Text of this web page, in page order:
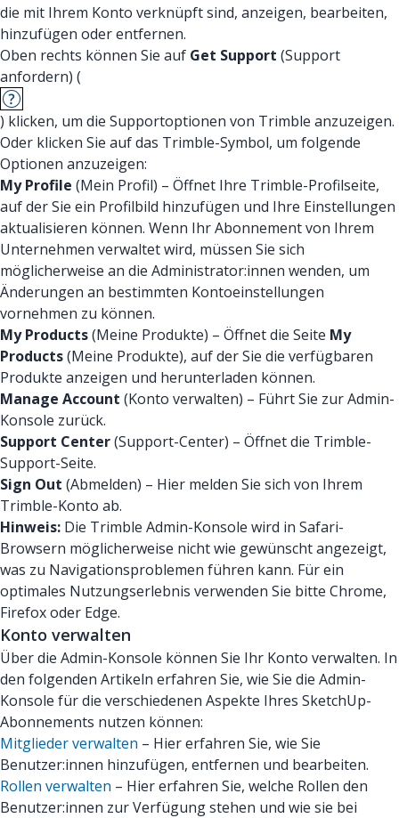
die mit Ihrem Konto verknüpft sind, anzeigen, bearbeiten,
hinzufügen oder entfernen.
Oben rechts können Sie auf Get Support (Support
anfordern) (
) klicken, um die Supportoptionen von Trimble anzuzeigen.
Oder klicken Sie auf das Trimble-Symbol, um folgende
Optionen anzuzeigen:
My Profile (Mein Profil) – Öffnet Ihre Trimble-Profilseite,
auf der Sie ein Profilbild hinzufügen und Ihre Einstellungen
aktualisieren können. Wenn Ihr Abonnement von Ihrem
Unternehmen verwaltet wird, müssen Sie sich
möglicherweise an die Administrator:innen wenden, um
Änderungen an bestimmten Kontoeinstellungen
vornehmen zu können.
My Products(Meine Produkte) – Öffnet die Seite My
Products(Meine Produkte), auf der Sie die verfügbaren
Produkte anzeigen und herunterladen können.
Manage Account (Konto verwalten) – Führt Sie zur Admin-
Konsole zurück.
Support Center(Support-Center) – Öffnet die Trimble-
Support-Seite.
Sign Out (Abmelden) – Hier melden Sie sich von Ihrem
Trimble-Konto ab.
Hinweis: Die Trimble Admin-Konsole wird in Safari-
Browsern möglicherweise nicht wie gewünscht angezeigt,
was zu Navigationsproblemen führen kann. Für ein
optimales Nutzungserlebnis verwenden Sie bitte Chrome,
Firefox oder Edge.
Konto verwalten
Über die Admin-Konsole können Sie Ihr Konto verwalten. In
den folgenden Artikeln erfahren Sie, wie Sie die Admin-
Konsole für die verschiedenen Aspekte Ihres SketchUp-
Abonnements nutzen können:
Mitglieder verwalten – Hier erfahren Sie, wie Sie
Benutzer:innen hinzufügen, entfernen und bearbeiten.
Rollen verwalten – Hier erfahren Sie, welche Rollen den
Benutzer:innen zur Verfügung stehen und wie sie bei